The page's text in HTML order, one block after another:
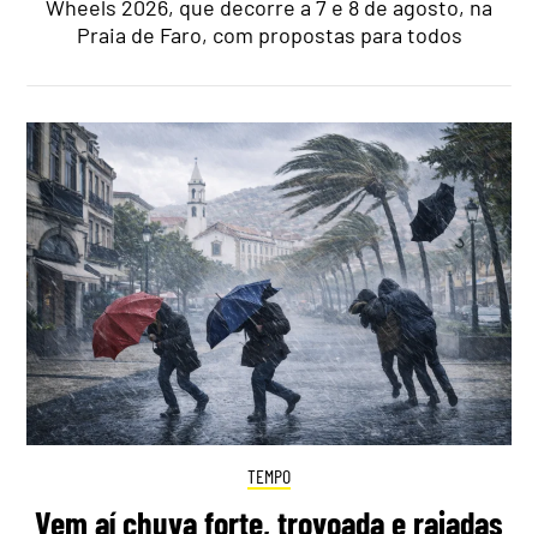
Wheels 2026, que decorre a 7 e 8 de agosto, na
Praia de Faro, com propostas para todos
TEMPO
Vem aí chuva forte, trovoada e rajadas